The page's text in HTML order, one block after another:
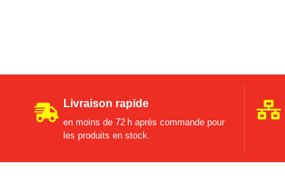
Livraison rapide
en moins de 72 h après commande pour
les produits en stock.